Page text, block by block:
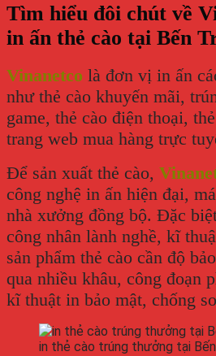
Tìm hiểu đôi chút về
in ấn thẻ cào tại Bến
Vinanetco là đơn vị in ấn
như thẻ cào khuyến mãi,
game, thẻ cào điện thoại,
trang web mua hàng trực
Để sản xuất thẻ cào,
công nghệ in ấn hiện đại,
nhà xưởng đồng bộ. Đặc
công nhân lành nghề, kĩ
sản phẩm thẻ cào cần độ
qua nhiều khâu, công đoạn
kĩ thuật in bảo mật, chống
in thẻ cào trúng thưởng tại